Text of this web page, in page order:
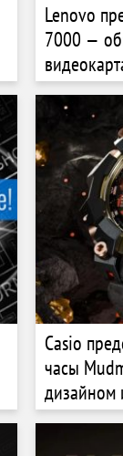
Lenovo
7000 —
Ti,
230F и
Casio
часы
дизайном
лет